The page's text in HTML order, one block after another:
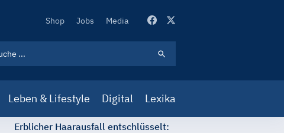
Secondary
Shop Jobs Media
Leben & Lifestyle Digital Lexika
Erblicher Haarausfall entschlüsselt: